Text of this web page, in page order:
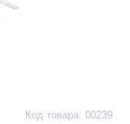
Код товара: 00239